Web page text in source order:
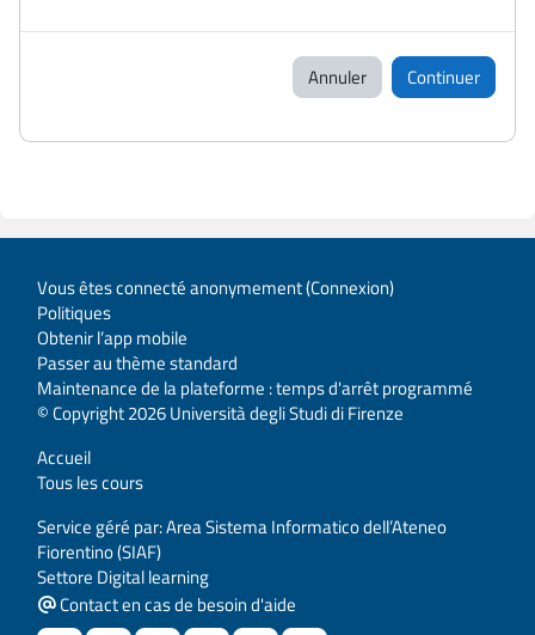
Annuler Continuer
Vous êtes connecté anonymement (Connexion)
Politiques
Obtenir l’app mobile
Passer au thème standard
Maintenance de la plateforme : temps d'arrêt programmé
© Copyright 2026 Università degli Studi di Firenze
Accueil
Tous les cours
Service géré par: Area Sistema Informatico dell’Ateneo
Fiorentino (SIAF)
Settore Digital learning
Contact en cas de besoin d'aide